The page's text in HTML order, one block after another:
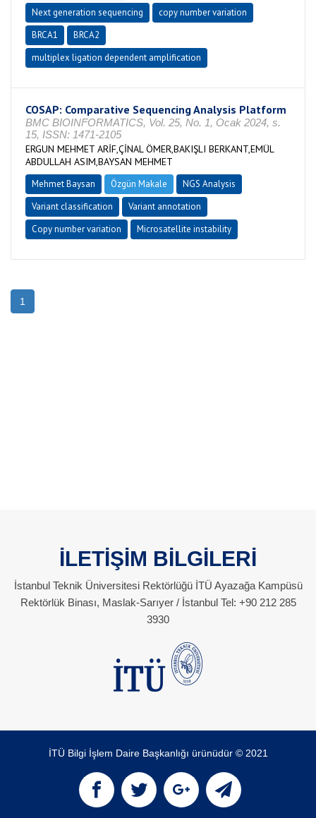
Next generation sequencing
copy number variation
BRCA1
BRCA2
multiplex ligation dependent amplification
COSAP: Comparative Sequencing Analysis Platform
BMC BIOINFORMATICS, Vol. 25, No. 1, Ocak 2024, s.
15, ISSN: 1471-2105
ERGUN MEHMET ARİF,ÇİNAL ÖMER,BAKIŞLI BERKANT,EMÜL
ABDULLAH ASIM,BAYSAN MEHMET
Mehmet Baysan Özgün Makale
NGS Analysis
Variant classification
Variant annotation
Copy number variation
Microsatellite instability
1
İLETİŞİM BİLGİLERİ
İstanbul Teknik Üniversitesi Rektörlüğü İTÜ Ayazağa Kampüsü
Rektörlük Binası, Maslak-Sarıyer / İstanbul Tel: +90 212 285
3930
İTÜ Bilgi İşlem Daire Başkanlığı ürünüdür © 2021